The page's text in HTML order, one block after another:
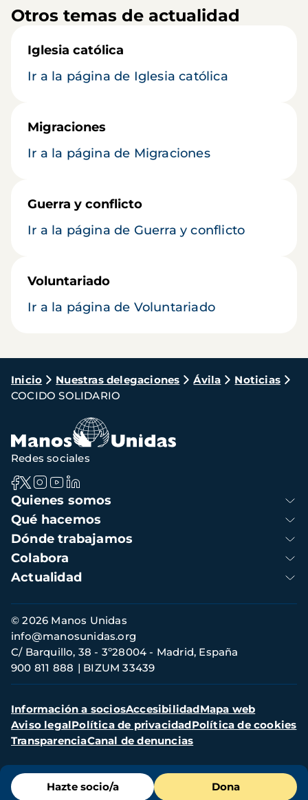
Otros temas de actualidad
Iglesia católica
Ir a la página de Iglesia católica
Migraciones
Ir a la página de Migraciones
Guerra y conflicto
Ir a la página de Guerra y conflicto
Voluntariado
Ir a la página de Voluntariado
Ruta
de
navegación
Inicio Nuestras delegaciones Ávila
Noticias
COCIDO SOLIDARIO
Menú
de
Hazte socio/a Dona
Navegación
principal
Quienes somos
Qué hacemos
Dónde trabajamos
Colabora
Actualidad
Redes sociales
Información
de
contacto
© 2026 Manos Unidas
C/ Barquillo, 38 - 3º28004 - Madrid, España
900 811 888
BIZUM 33439
info@manosunidas.org
Menú
secundario
Información a sociosAccesibilidadMapa web
Aviso legalPolítica de privacidadPolítica de cookies
TransparenciaCanal de denuncias